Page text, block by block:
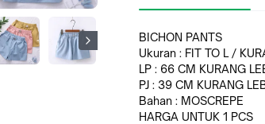
BICHON PANTS
Ukuran : FIT TO L /
LP : 66 CM KURANG
PJ : 39 CM KURANG
Bahan : MOSCREPE
HARGA UNTUK 1 PCS